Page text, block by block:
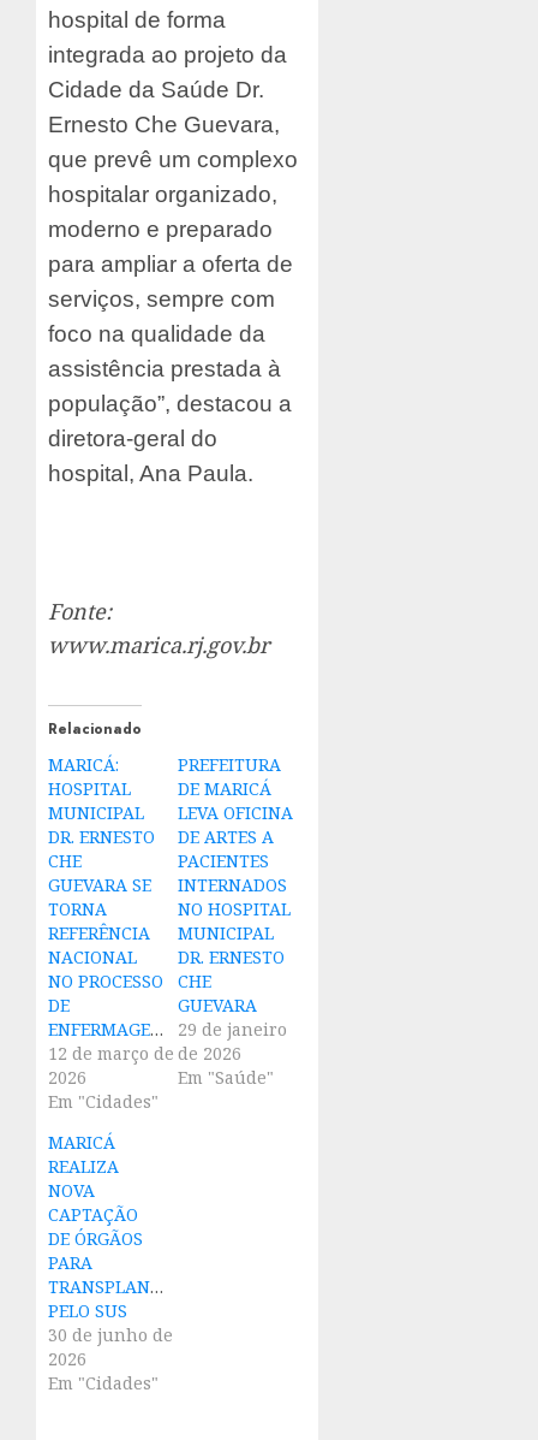
hospital de forma
integrada ao projeto da
Cidade da Saúde Dr.
Ernesto Che Guevara,
que prevê um complexo
hospitalar organizado,
moderno e preparado
para ampliar a oferta de
serviços, sempre com
foco na qualidade da
assistência prestada à
população”, destacou a
diretora-geral do
hospital, Ana Paula.
Fonte:
www.marica.rj.gov.br
Relacionado
MARICÁ:
HOSPITAL
MUNICIPAL
DR. ERNESTO
CHE
GUEVARA SE
TORNA
REFERÊNCIA
NACIONAL
NO PROCESSO
DE
ENFERMAGEM
12 de março de
2026
Em "Cidades"
PREFEITURA
DE MARICÁ
LEVA OFICINA
DE ARTES A
PACIENTES
INTERNADOS
NO HOSPITAL
MUNICIPAL
DR. ERNESTO
CHE
GUEVARA
29 de janeiro
de 2026
Em "Saúde"
MARICÁ
REALIZA
NOVA
CAPTAÇÃO
DE ÓRGÃOS
PARA
TRANSPLANTES
PELO SUS
30 de junho de
2026
Em "Cidades"